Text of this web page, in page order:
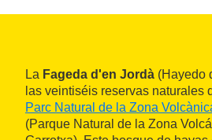
La Fageda d'en Jordà (Hayedo
las veintiséis reservas naturales
Parc Natural de la Zona
(Parque Natural de la Zona